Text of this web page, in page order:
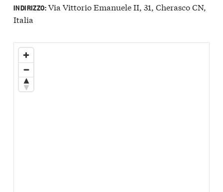
INDIRIZZO:Via Vittorio Emanuele II, 31, Cherasco CN,
Italia